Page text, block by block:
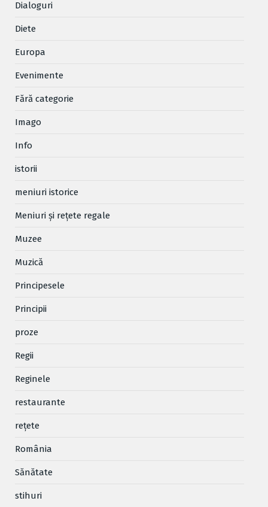
Dialoguri
Diete
Europa
Evenimente
Fără categorie
Imago
Info
istorii
meniuri istorice
Meniuri și rețete regale
Muzee
Muzică
Principesele
Principii
proze
Regii
Reginele
restaurante
reţete
România
Sănătate
stihuri